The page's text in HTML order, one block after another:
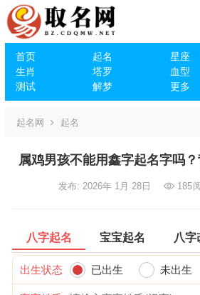
首页 起名 星座
生肖
塔罗 血型
测试
解梦 更多
起名网 起名
属鸡男孩不能用鑫字起名字吗
发布: 2026年 1月 28日 185
八字起名 宝宝起名 八字
出生状态 已出生 未出生